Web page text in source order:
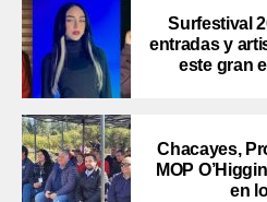
Surfestival
entradas y
este gran
Chacayes,
MOP
en